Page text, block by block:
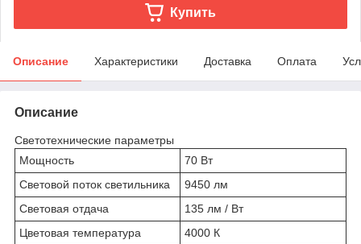
Купить
Описание Характеристики Доставка Оплата
Описание
Светотехнические параметры
Мощность
70 Вт
Световой поток светильника
9450 лм
Световая отдача
135 лм / Вт
Цветовая температура
4000 К